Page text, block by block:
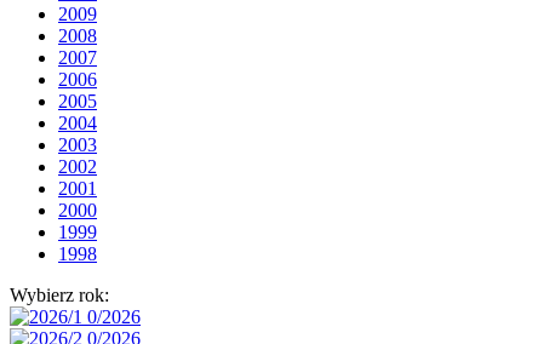
2009
2008
2007
2006
2005
2004
2003
2002
2001
2000
1999
1998
Wybierz rok: